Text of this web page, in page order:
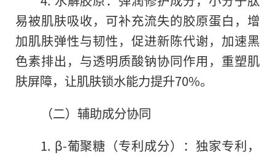
易被肌肤吸收，可补充流失的胶原蛋白，增
加肌肤弹性与韧性，促进新陈代谢，加速黑
色素排出，与透明质酸钠协同作用，重塑肌
肤屏障，让肌肤锁水能力提升70%。
（二）辅助成分协同
1. β-葡聚糖（专利成分）：独家专利，